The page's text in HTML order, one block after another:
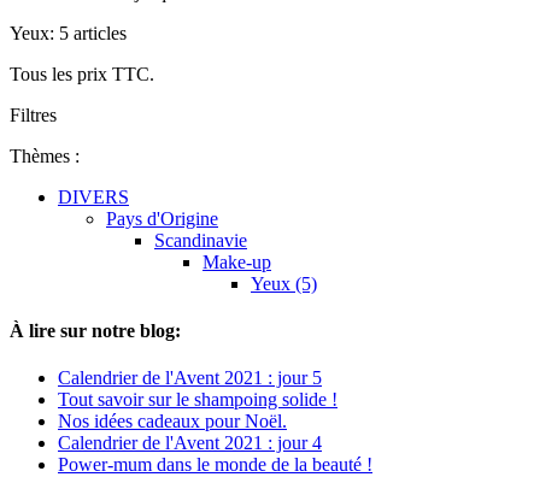
Yeux: 5 articles
Tous les prix TTC.
Filtres
Thèmes :
DIVERS
Pays d'Origine
Scandinavie
Make-up
Yeux (5)
À lire sur notre blog:
Calendrier de l'Avent 2021 : jour 5
Tout savoir sur le shampoing solide !
Nos idées cadeaux pour Noël.
Calendrier de l'Avent 2021 : jour 4
Power-mum dans le monde de la beauté !